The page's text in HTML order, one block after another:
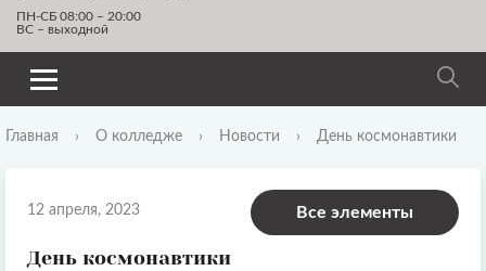
ПН-СБ 08:00 – 20:00
ВС – выходной
Главная › О колледже › Новости › День космонавтики
12 апреля, 2023 Все элементы
День космонавтики